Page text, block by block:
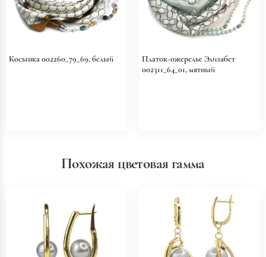
Косынка 002260_79_69, белый
Платок-ожерелье Элизабет
002311_64_01, мятный
Похожая цветовая гамма